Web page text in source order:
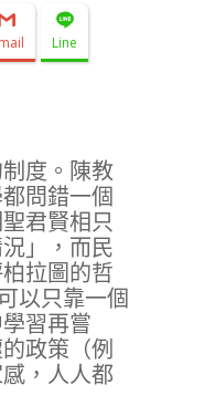
Line
度。陳教
問錯一個
君賢相只
」，而民
拉圖的哲
以只靠一個
習再嘗
政策（例
，人人都